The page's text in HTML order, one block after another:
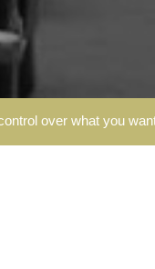
over what you